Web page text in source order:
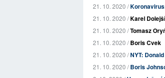
21. 10. 2020 /
21. 10. 2020 /Karel Dolejší
21. 10. 2020 /Tomasz
21. 10. 2020 /Boris Cvek
21. 10. 2020 /NYT:
21. 10. 2020 /Boris